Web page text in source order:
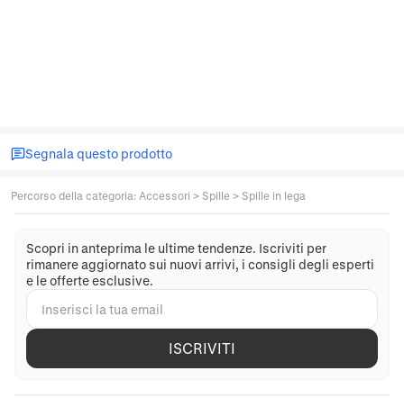
Segnala questo prodotto
Percorso della categoria: Accessori > Spille > Spille in lega
Scopri in anteprima le ultime tendenze. Iscriviti per
rimanere aggiornato sui nuovi arrivi, i consigli degli esperti
e le offerte esclusive.
ISCRIVITI